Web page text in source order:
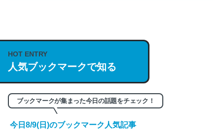
https://isobe324649.hatenablog.com/entry/2023/03/27
/064121
─GPTの仕組みと限界についての考察（１） - conceptualization
HOT ENTRY
人気ブックマークで知る
ブックマークが集まった今日の話題をチェック！
今日8/9(日)のブックマーク人気記事